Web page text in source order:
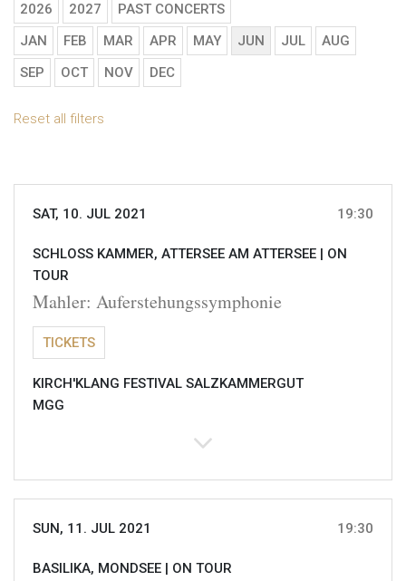
2026 2027
PAST CONCERTS
JAN
FEB MAR APR MAY JUN JUL
AUG
SEP
OCT NOV DEC
Reset all filters
SAT, 10. JUL 2021 19:30
SCHLOSS KAMMER, ATTERSEE AM ATTERSEE | ON
TOUR
Mahler: Auferstehungssymphonie
TICKETS
KIRCH'KLANG FESTIVAL SALZKAMMERGUT
MGG
SUN, 11. JUL 2021 19:30
BASILIKA, MONDSEE | ON TOUR